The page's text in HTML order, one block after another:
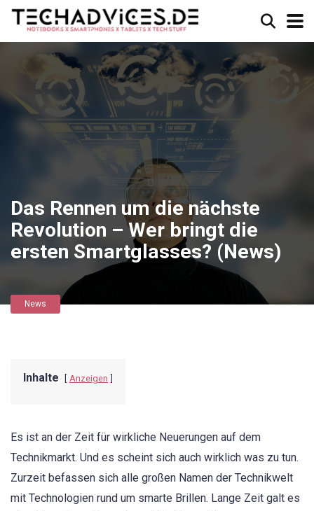
Das Rennen um die nächste
Revolution – Wer bringt die
ersten Smartglasses? (News)
News
Inhalte Anzeigen
Es ist an der Zeit für wirkliche Neuerungen auf dem
Technikmarkt. Und es scheint sich auch wirklich was zu tun.
Zurzeit befassen sich alle großen Namen der Technikwelt
mit Technologien rund um smarte Brillen. Lange Zeit galt es